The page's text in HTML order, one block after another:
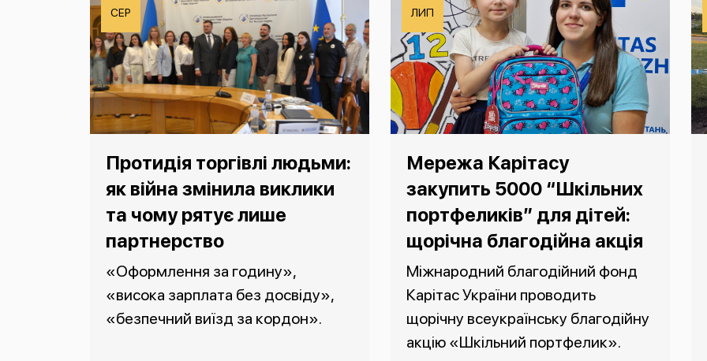
СЕР
Протидія торгівлі людьми:
як війна змінила виклики
та чому рятує лише
партнерство
«Оформлення за годину»,
«висока зарплата без досвіду»,
«безпечний виїзд за кордон».
ЛИП
Мережа Карітасу
закупить 5000 “Шкільних
портфеликів” для дітей:
щорічна благодійна акція
Міжнародний благодійний фонд
Карітас України проводить
щорічну всеукраїнську благодійну
акцію «Шкільний портфелик».